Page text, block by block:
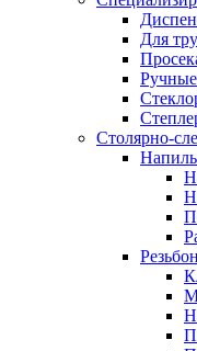
Для
Столярно-